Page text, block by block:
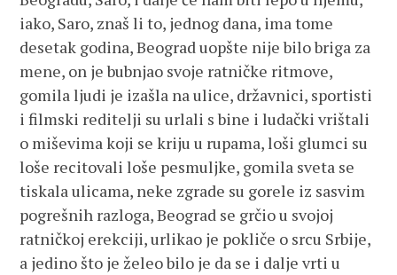
iako, Saro, znaš li to, jednog dana, ima tome
desetak godina, Beograd uopšte nije bilo briga za
mene, on je bubnjao svoje ratničke ritmove,
gomila ljudi je izašla na ulice, državnici, sportisti
i filmski reditelji su urlali s bine i ludački vrištali
o miševima koji se kriju u rupama, loši glumci su
loše recitovali loše pesmuljke, gomila sveta se
tiskala ulicama, neke zgrade su gorele iz sasvim
pogrešnih razloga, Beograd se grčio u svojoj
ratničkoj erekciji, urlikao je pokliče o srcu Srbije,
a jedino što je želeo bilo je da se i dalje vrti u